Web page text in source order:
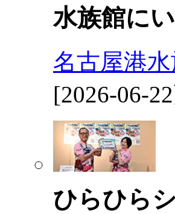
水族館に
名古屋港
[2026-06-
ひらひら